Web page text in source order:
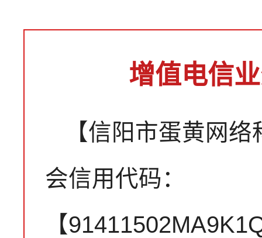
增值电信
【信阳市蛋黄网
会信用代码：
【